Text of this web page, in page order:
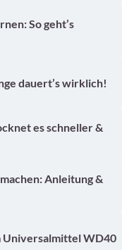
So geht’s
dauert’s wirklich!
es schneller &
Anleitung &
Universalmittel WD40